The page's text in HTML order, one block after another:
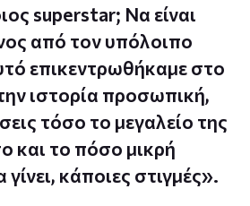
superstar; Να είναι
από τον υπόλοιπο
επικεντρωθήκαμε στο
ιστορία προσωπική,
τόσο το μεγαλείο της
και το πόσο μικρή
κάποιες στιγμές».